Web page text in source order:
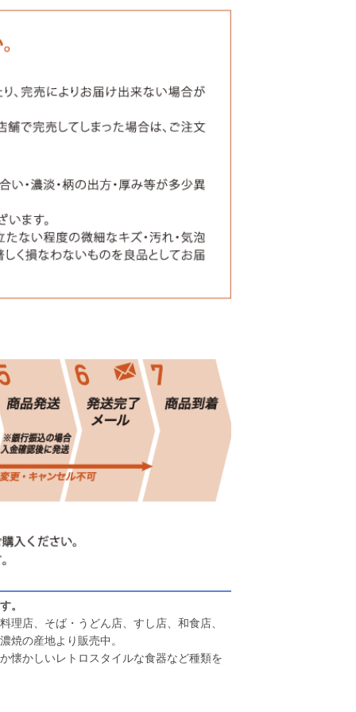
。
店、そば・うどん店、すし店、和食店、
の産地より販売中。
懐かしいレトロスタイルな食器など種類を